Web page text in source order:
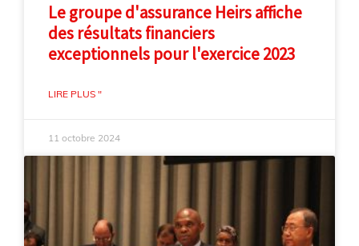
Le groupe d'assurance Heirs affiche
des résultats financiers
exceptionnels pour l'exercice 2023
LIRE PLUS "
11 octobre 2024